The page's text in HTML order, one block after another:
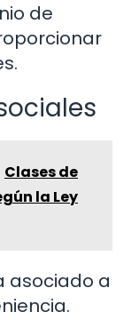
de
Clases de
la Ley
asociado a